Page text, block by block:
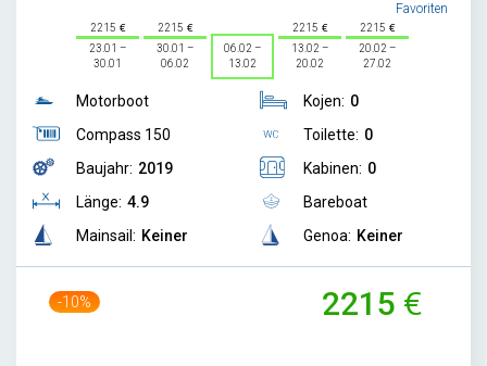
Favoriten
2215
23.01 –
30.01
2215
30.01 –
06.02
06.02 –
13.02
2215
13.02 –
20.02
2215
20.02 –
27.02
Motorboot
Compass 150
Baujahr: 2019
Länge: 4.9
Mainsail: Keiner
Kojen: 0
Toilette: 0
Kabinen: 0
Bareboat
Genoa: Keiner
-10% 2215